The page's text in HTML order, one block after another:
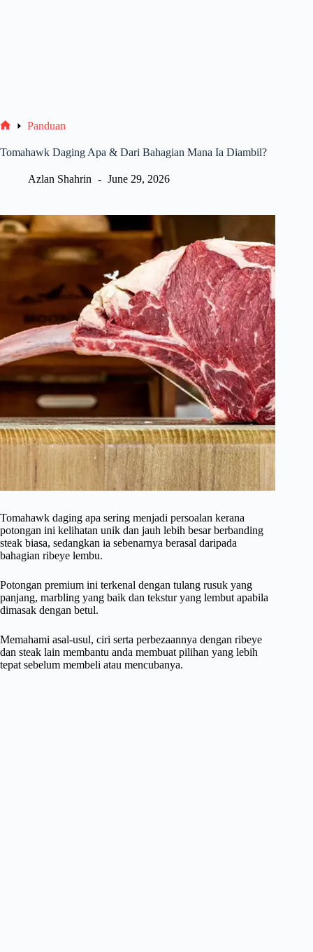
Panduan
Tomahawk Daging Apa & Dari Bahagian Mana Ia Diambil?
Azlan Shahrin June 29, 2026
Tomahawk daging apa sering menjadi persoalan kerana
potongan ini kelihatan unik dan jauh lebih besar berbanding
steak biasa, sedangkan ia sebenarnya berasal daripada
bahagian ribeye lembu.
Potongan premium ini terkenal dengan tulang rusuk yang
panjang, marbling yang baik dan tekstur yang lembut apabila
dimasak dengan betul.
Memahami asal-usul, ciri serta perbezaannya dengan ribeye
dan steak lain membantu anda membuat pilihan yang lebih
tepat sebelum membeli atau mencubanya.